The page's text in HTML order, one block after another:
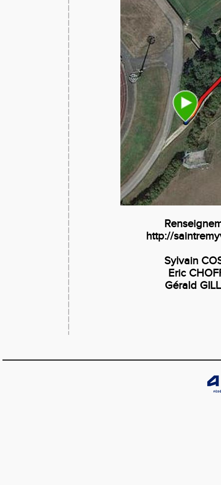
http://
Sylvain
Eric
Gérald